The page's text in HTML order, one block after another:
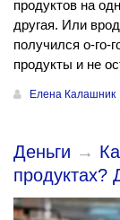
продуктов на
другая. Или
получился о-го-
продукты и не
Елена Калашник
Деньги →
продуктах?